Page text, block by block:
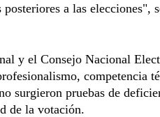
a las elecciones",
y el Consejo Nacional
competencia
surgieron pruebas de
de la votación.